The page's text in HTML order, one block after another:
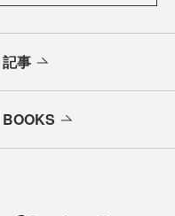
記事
BOOKS